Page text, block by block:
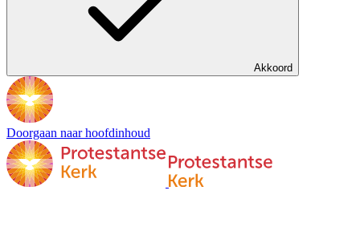
Akkoord
Doorgaan naar hoofdinhoud